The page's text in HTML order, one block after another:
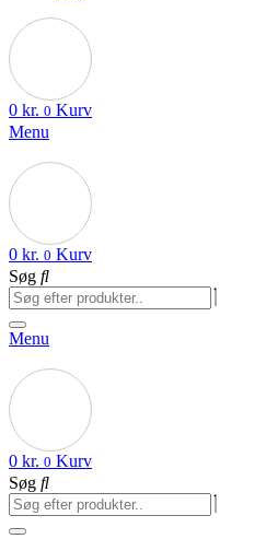
0 kr. 0 Kurv
Menu
0 kr. 0 Kurv
Søg
Menu
0 kr. 0 Kurv
Søg